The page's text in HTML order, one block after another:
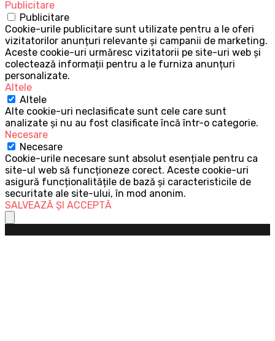
Publicitare
Publicitare
Cookie-urile publicitare sunt utilizate pentru a le oferi
vizitatorilor anunțuri relevante și campanii de marketing.
Aceste cookie-uri urmăresc vizitatorii pe site-uri web și
colectează informații pentru a le furniza anunțuri
personalizate.
Altele
Altele
Alte cookie-uri neclasificate sunt cele care sunt
analizate și nu au fost clasificate încă într-o categorie.
Necesare
Necesare
Cookie-urile necesare sunt absolut esențiale pentru ca
site-ul web să funcționeze corect. Aceste cookie-uri
asigură funcționalitățile de bază și caracteristicile de
securitate ale site-ului, în mod anonim.
SALVEAZĂ ȘI ACCEPTĂ